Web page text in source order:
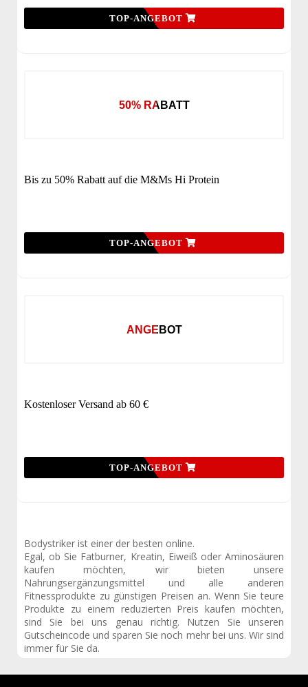
TOP-ANGEBOT
50% RABATT
Bis zu 50% Rabatt auf die M&Ms Hi Protein
TOP-ANGEBOT
ANGEBOT
Kostenloser Versand ab 60 €
TOP-ANGEBOT
Bodystriker ist einer der besten online.
Egal, ob Sie Fatburner, Kreatin, Eiweiß oder Aminosäuren
kaufen möchten, wir bieten unsere
Nahrungsergänzungsmittel und alle anderen
Fitnessprodukte zu günstigen Preisen an. Wenn Sie teure
Produkte zu einem reduzierten Preis kaufen möchten,
sind Sie bei uns genau richtig. Nutzen Sie unseren
Gutscheincode und sparen Sie noch mehr bei uns. Wir sind
immer für Sie da.